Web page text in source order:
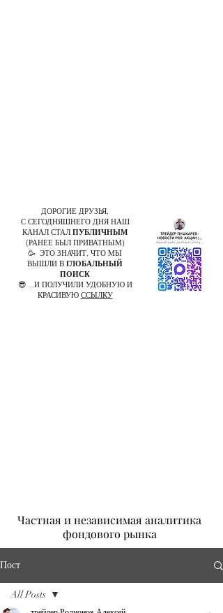
ДОРОГИЕ ДРУЗЬЯ,
С СЕГОДНЯШНЕГО ДНЯ НАШ
КАНАЛ СТАЛ ПУБЛИЧНЫМ
(РАНЕЕ БЫЛ ПРИВАТНЫМ)
🥳 ЭТО ЗНАЧИТ, ЧТО МЫ
ВЫШЛИ В ГЛОБАЛЬНЫЙ
ПОИСК
😎 ...И ПОЛУЧИЛИ УДОБНУЮ И
КРАСИВУЮ ССЫЛКУ
Частная и независимая аналитика
фондового рынка
Пост
All Posts